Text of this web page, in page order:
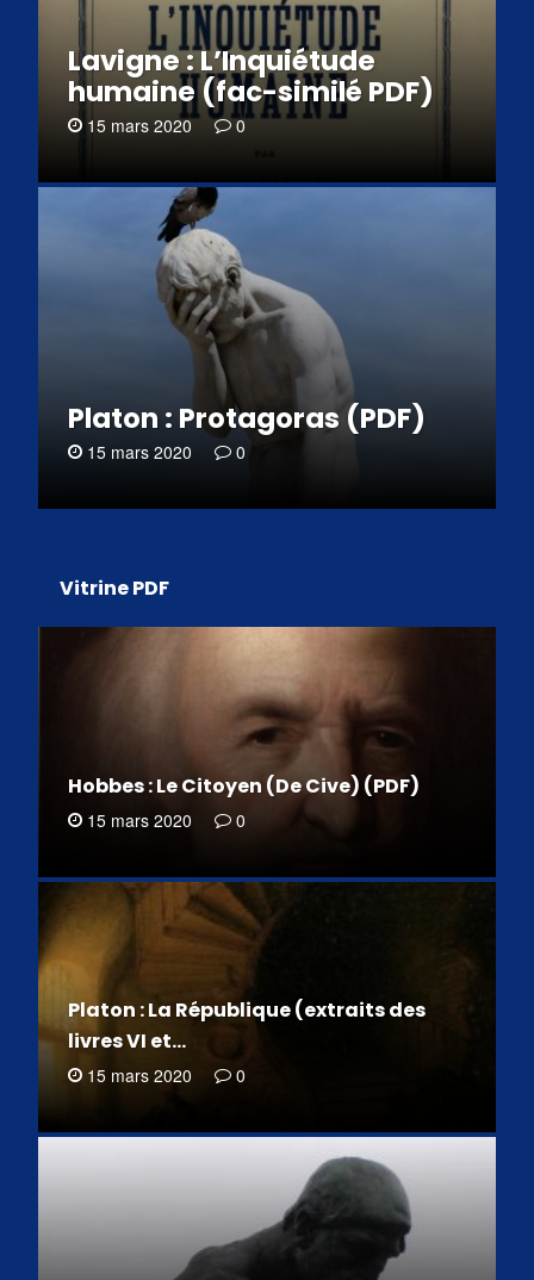
Lavigne : L’Inquiétude
humaine (fac-similé PDF)
15 mars 2020 0
Platon : Protagoras (PDF)
15 mars 2020 0
Vitrine PDF
Hobbes : Le Citoyen (De Cive) (PDF)
15 mars 2020 0
Platon : La République (extraits des
livres VI et…
15 mars 2020 0